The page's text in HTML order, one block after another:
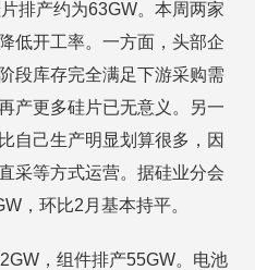
排产约为63GW。本周两家
低开工率。一方面，头部企
段库存完全满足下游采购需
产更多硅片已无意义。另一
自己生产明显划算很多，因
采等方式运营。据硅业分会
，环比2月基本持平。
，组件排产55GW。电池